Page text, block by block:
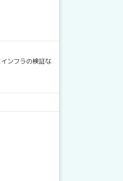
フラの検証な